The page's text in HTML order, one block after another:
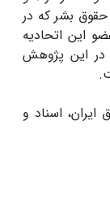
حقوق بشر که در
این اتحادیه
در این پژوهش
اسناد و